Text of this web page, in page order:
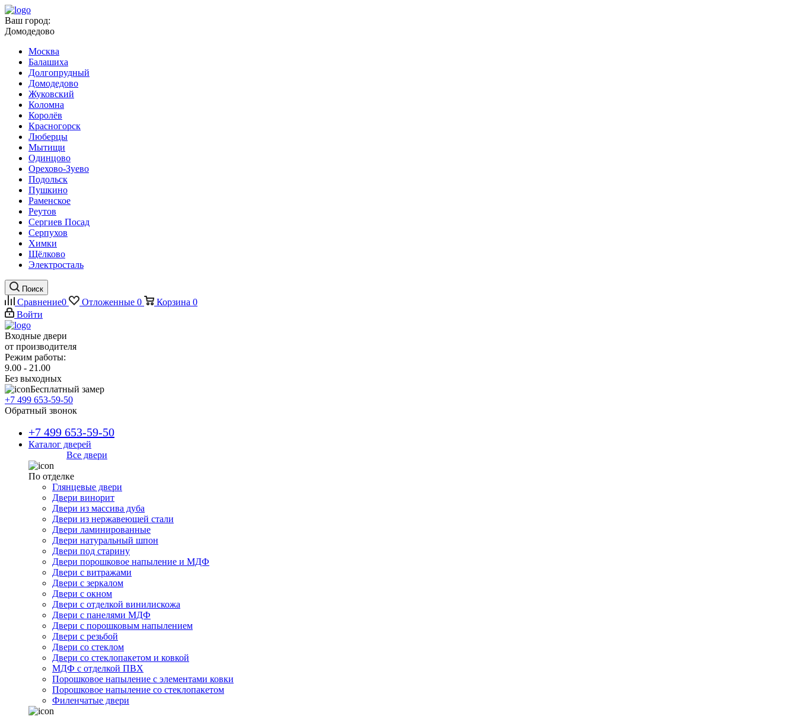
Ваш город:
Домодедово
Москва
Балашиха
Долгопрудный
Домодедово
Жуковский
Коломна
Королёв
Красногорск
Люберцы
Мытищи
Одинцово
Орехово-Зуево
Подольск
Пушкино
Раменское
Реутов
Сергиев Посад
Серпухов
Химки
Щёлково
Электросталь
Поиск
Сравнение0 Отложенные 0 Корзина 0
Войти
Входные двери
от производителя
Режим работы:
9.00 - 21.00
Без выходных
Бесплатный замер
+7 499 653-59-50
Обратный звонок
+7 499 653-59-50
Каталог дверей
Все двери
По отделке
Глянцевые двери
Двери винорит
Двери из массива дуба
Двери из нержавеющей стали
Двери ламинированные
Двери натуральный шпон
Двери под старину
Двери порошковое напыление и МДФ
Двери с витражами
Двери с зеркалом
Двери с окном
Двери с отделкой винилискожа
Двери с панелями МДФ
Двери с порошковым напылением
Двери с резьбой
Двери со стеклом
Двери со стеклопакетом и ковкой
МДФ с отделкой ПВХ
Порошковое напыление с элементами ковки
Порошковое напыление со стеклопакетом
Филенчатые двери